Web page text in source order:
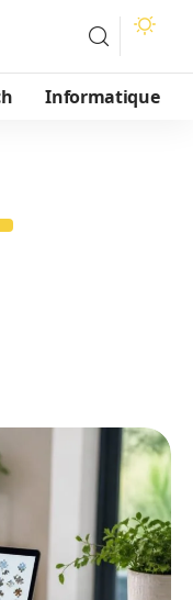
Informatique